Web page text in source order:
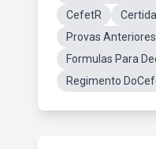
CefetR
Provas
Formulas Para
Regimento